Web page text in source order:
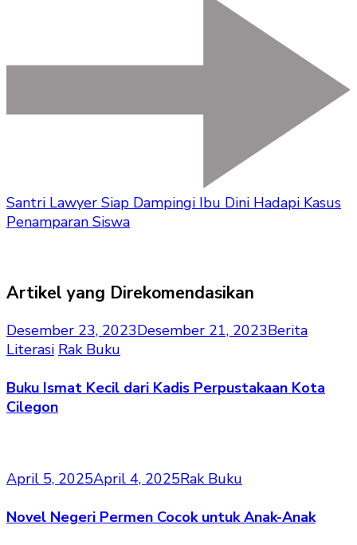
Santri Lawyer Siap Dampingi Ibu Dini Hadapi Kasus
Penamparan Siswa
Artikel yang Direkomendasikan
Desember 23, 2023Desember 21, 2023Berita
Literasi Rak Buku
Buku Ismat Kecil dari Kadis Perpustakaan Kota
Cilegon
April 5, 2025April 4, 2025Rak Buku
Novel Negeri Permen Cocok untuk Anak-Anak